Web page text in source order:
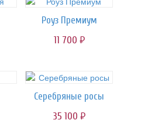
Роуз Премиум
11 700 руб.
Серебряные росы
35 100 руб.